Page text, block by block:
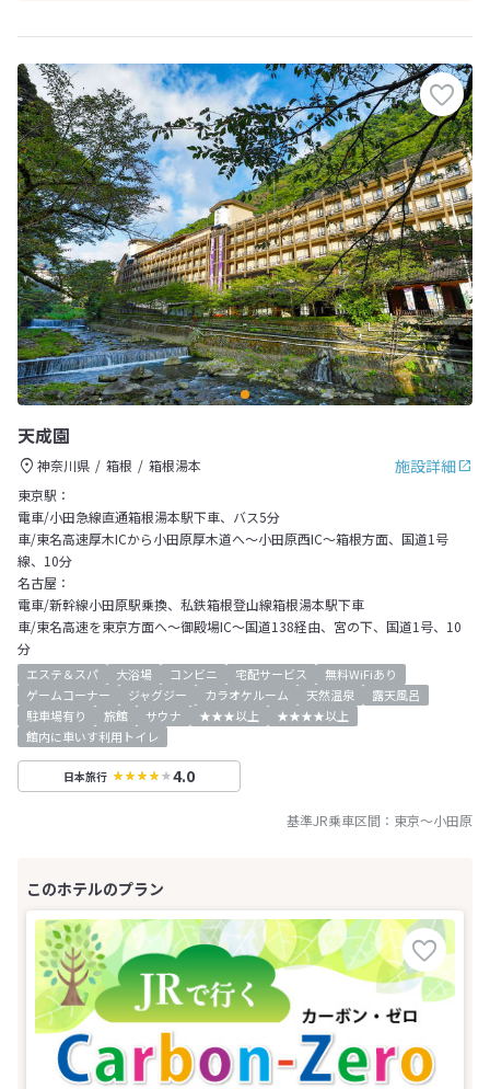
天成園
施設詳細
神奈川県 箱根
箱根湯本
東京駅：
電車/小田急線直通箱根湯本駅下車、バス5分
車/東名高速厚木ICから小田原厚木道へ～小田原西IC～箱根方面、国道1号
線、10分
名古屋：
電車/新幹線小田原駅乗換、私鉄箱根登山線箱根湯本駅下車
車/東名高速を東京方面へ～御殿場IC～国道138経由、宮の下、国道1号、10
分
エステ＆スパ 大浴場 コンビニ 宅配サービス
無料WiFiあり
ゲームコーナー
ジャグジー カラオケルーム 天然温泉
露天風呂
駐車場有り
旅館 サウナ ★★★以上
★★★★以上
館内に車いす利用トイレ
日本旅行 4.0
基準JR乗車区間： 東京～小田原